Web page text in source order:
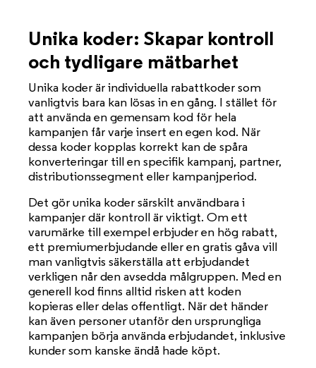
Unika koder: Skapar kontroll
och tydligare mätbarhet
Unika koder är individuella rabattkoder som
vanligtvis bara kan lösas in en gång. I stället för
att använda en gemensam kod för hela
kampanjen får varje insert en egen kod. När
dessa koder kopplas korrekt kan de spåra
konverteringar till en specifik kampanj, partner,
distributionssegment eller kampanjperiod.
Det gör unika koder särskilt användbara i
kampanjer där kontroll är viktigt. Om ett
varumärke till exempel erbjuder en hög rabatt,
ett premiumerbjudande eller en gratis gåva vill
man vanligtvis säkerställa att erbjudandet
verkligen når den avsedda målgruppen. Med en
generell kod finns alltid risken att koden
kopieras eller delas offentligt. När det händer
kan även personer utanför den ursprungliga
kampanjen börja använda erbjudandet, inklusive
kunder som kanske ändå hade köpt.